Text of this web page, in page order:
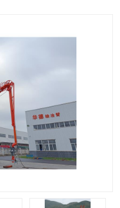
卸车鹤管
输油臂
火车鹤管
顶部鹤管